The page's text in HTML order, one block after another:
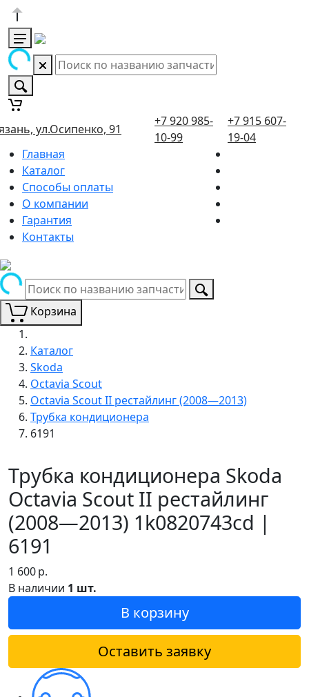
ул.Осипенко, 91
+7 920 985-
10-99
+7 915 607-
19-04
Главная
Каталог
Способы оплаты
О компании
Гарантия
Контакты
Корзина
Каталог
Skoda
Octavia Scout
Octavia Scout II рестайлинг (2008—2013)
Трубка кондиционера
6191
Трубка кондиционера Skoda
Octavia Scout II рестайлинг
(2008—2013) 1k0820743cd |
6191
1 600р.
В наличии 1 шт.
В корзину
Оставить заявку